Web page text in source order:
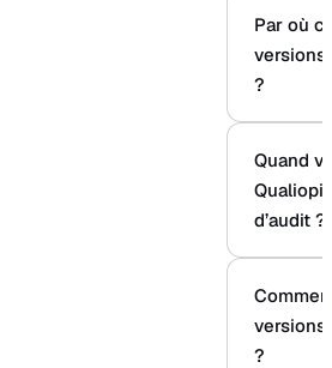
Par où
versions
?
Quand
Qualiopi
d’audit ?
versions
?